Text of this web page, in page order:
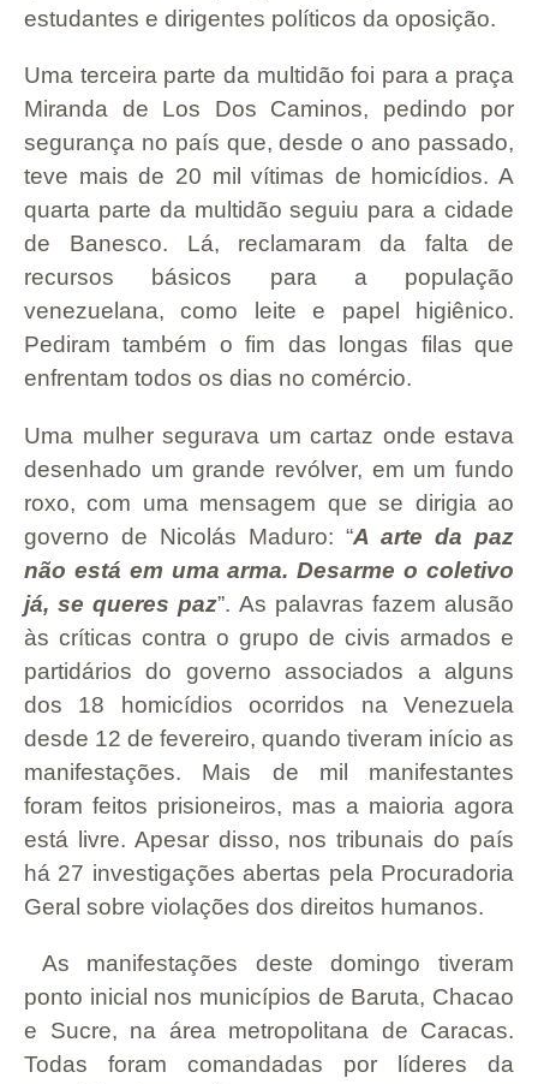
estudantes e dirigentes políticos da oposição.
Uma terceira parte da multidão foi para a praça
Miranda de Los Dos Caminos, pedindo por
segurança no país que, desde o ano passado,
teve mais de 20 mil vítimas de homicídios. A
quarta parte da multidão seguiu para a cidade
de Banesco. Lá, reclamaram da falta de
recursos básicos para a população
venezuelana, como leite e papel higiênico.
Pediram também o fim das longas filas que
enfrentam todos os dias no comércio.
Uma mulher segurava um cartaz onde estava
desenhado um grande revólver, em um fundo
roxo, com uma mensagem que se dirigia ao
governo de Nicolás Maduro: “A arte da paz
não está em uma arma. Desarme o coletivo
já, se queres paz”. As palavras fazem alusão
às críticas contra o grupo de civis armados e
partidários do governo associados a alguns
dos 18 homicídios ocorridos na Venezuela
desde 12 de fevereiro, quando tiveram início as
manifestações. Mais de mil manifestantes
foram feitos prisioneiros, mas a maioria agora
está livre. Apesar disso, nos tribunais do país
há 27 investigações abertas pela Procuradoria
Geral sobre violações dos direitos humanos.
As manifestações deste domingo tiveram
ponto inicial nos municípios de Baruta, Chacao
e Sucre, na área metropolitana de Caracas.
Todas foram comandadas por líderes da